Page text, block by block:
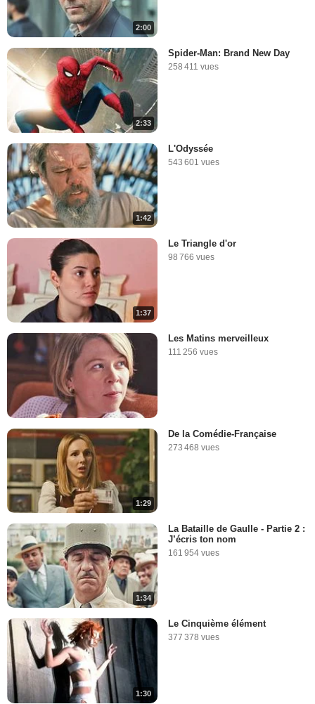
2:00
2:33
Spider-Man: Brand New Day
258 411 vues
1:42
L'Odyssée
543 601 vues
1:37
Le Triangle d'or
98 766 vues
Les Matins merveilleux
111 256 vues
1:29
De la Comédie-Française
273 468 vues
1:34
La Bataille de Gaulle - Partie 2 :
J’écris ton nom
161 954 vues
1:30
Le Cinquième élément
377 378 vues